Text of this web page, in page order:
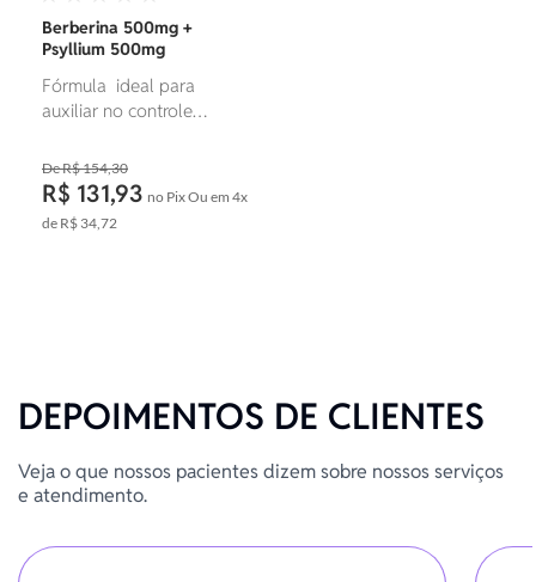
Berberina 500mg +
Psyllium 500mg
Fórmula ideal para
auxiliar no controle
colesterol e promover
saciedade e saúde
intestinal.
R$ 154,30
R$ 131,93 no PixOu em 4x
de R$ 34,72
DEPOIMENTOS DE CLIENTES
Veja o que nossos pacientes dizem sobre nossos serviços
e atendimento.